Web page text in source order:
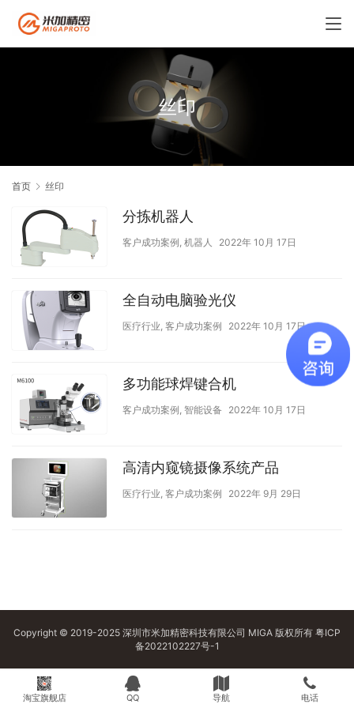
丝印
首页 丝印
分拣机器人
客户成功案例, 机器人 2022年 10月 17日
全自动电脑验光仪
医疗行业, 客户成功案例 2022年 10月 17日
多功能球焊键合机
客户成功案例, 智能设备 2022年 10月 17日
高清内窥镜摄像系统产品
医疗行业, 客户成功案例 2022年 9月 29日
Copyright © 2019-2025 深圳市米加精密科技有限公司 MIGA 版权所有 粤ICP
备2022102227号-1
淘宝旗舰店 QQ 导航 电话